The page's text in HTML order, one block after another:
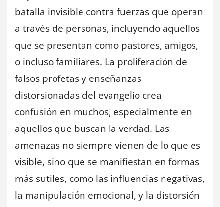
batalla invisible contra fuerzas que operan
a través de personas, incluyendo aquellos
que se presentan como pastores, amigos,
o incluso familiares. La proliferación de
falsos profetas y enseñanzas
distorsionadas del evangelio crea
confusión en muchos, especialmente en
aquellos que buscan la verdad. Las
amenazas no siempre vienen de lo que es
visible, sino que se manifiestan en formas
más sutiles, como las influencias negativas,
la manipulación emocional, y la distorsión